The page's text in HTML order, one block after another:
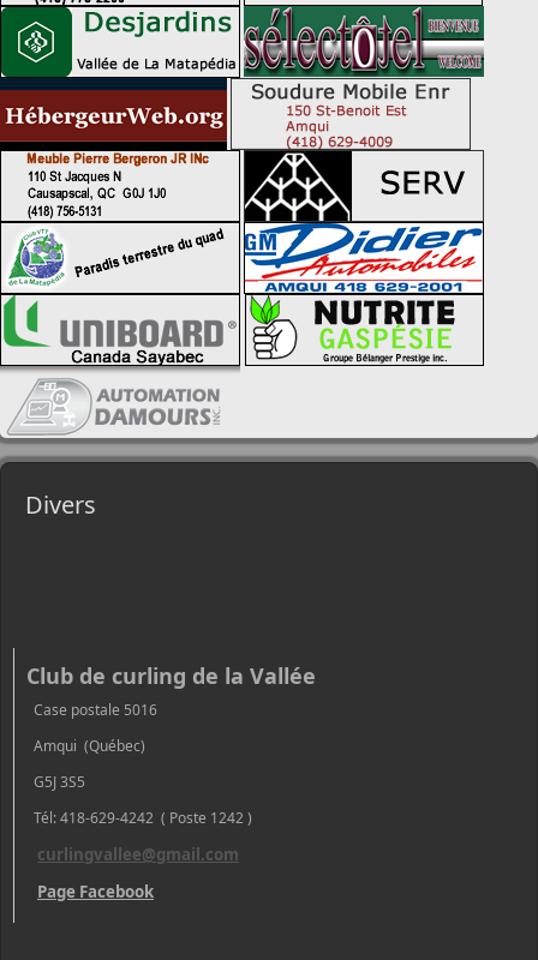
Divers
Club de curling de la Vallée
Case postale 5016
Amqui (Québec)
G5J 3S5
Tél: 418-629-4242 ( Poste 1242 )
curlingvallee@gmail.com
Page Facebook